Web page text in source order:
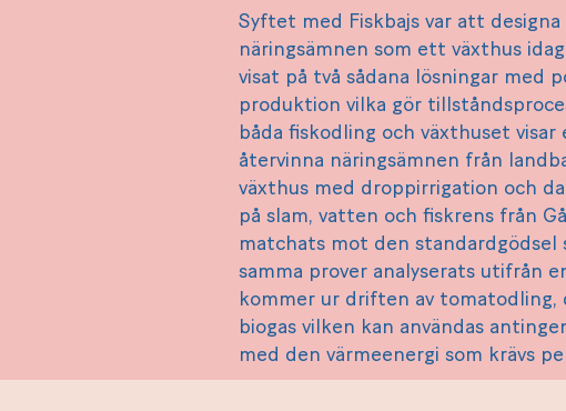
Syftet med Fiskbajs var att
näringsämnen som ett växthus
visat på två sådana lösningar med
produktion vilka gör
båda fiskodling och växthuset
återvinna näringsämnen från
växthus med droppirrigation och
på slam, vatten och fiskrens från
matchats mot den standardgödsel
samma prover analyserats utifrån
kommer ur driften av
biogas vilken kan användas
med den värmeenergi som krävs